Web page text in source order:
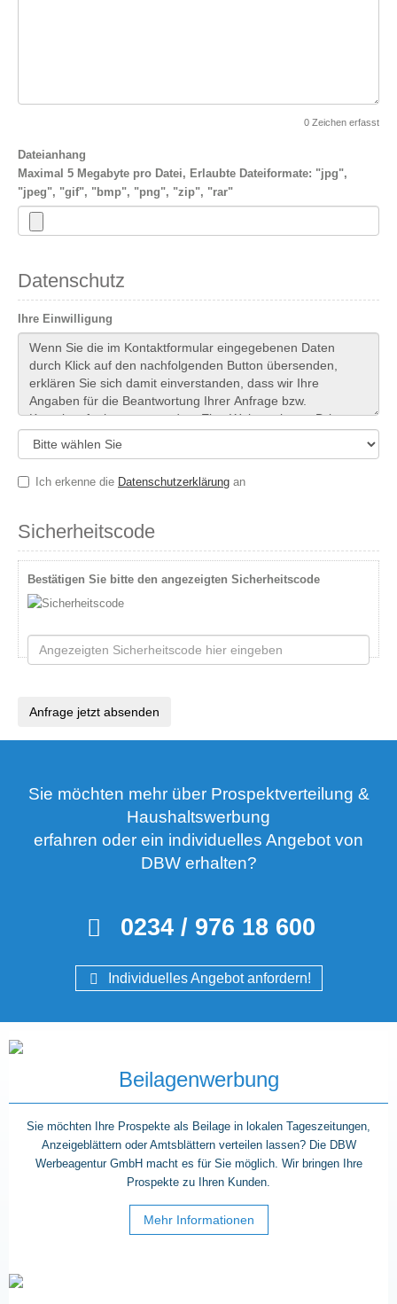
0 Zeichen erfasst
Dateianhang
Maximal 5 Megabyte pro Datei, Erlaubte Dateiformate: "jpg",
"jpeg", "gif", "bmp", "png", "zip", "rar"
Datenschutz
Ihre Einwilligung
Ich erkenne die Datenschutzerklärung an
Sicherheitscode
Bestätigen Sie bitte den angezeigten Sicherheitscode
Anfrage jetzt absenden
Sie möchten mehr über Prospektverteilung &
Haushaltswerbung
erfahren oder ein individuelles Angebot von
DBW erhalten?
0234 / 976 18 600
Individuelles Angebot anfordern!
Beilagenwerbung
Sie möchten Ihre Prospekte als Beilage in lokalen Tageszeitungen,
Anzeigeblättern oder Amtsblättern verteilen lassen? Die DBW
Werbeagentur GmbH macht es für Sie möglich. Wir bringen Ihre
Prospekte zu Ihren Kunden.
Mehr Informationen